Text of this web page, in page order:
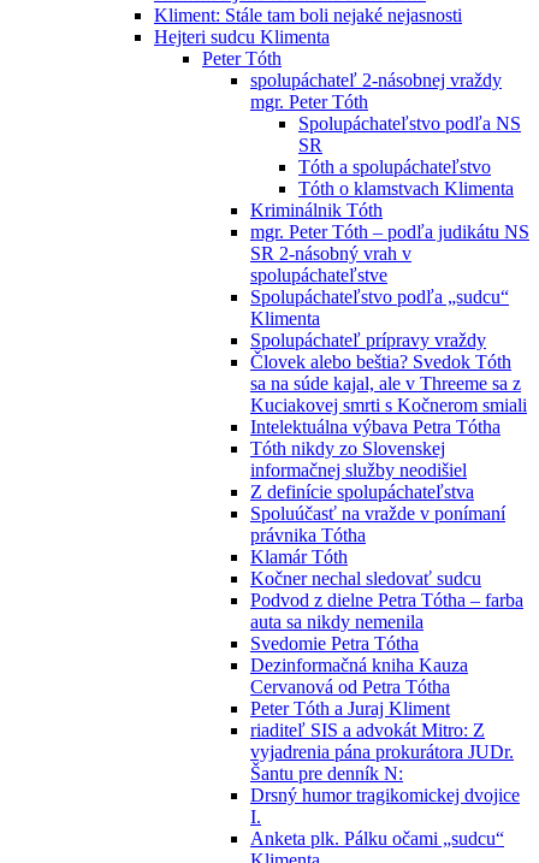
Kliment: Stále tam boli nejaké nejasnosti
Hejteri sudcu Klimenta
Peter Tóth
spolupáchateľ 2-násobnej vraždy
mgr. Peter Tóth
Spolupáchateľstvo podľa NS
SR
Tóth a spolupáchateľstvo
Tóth o klamstvach Klimenta
Kriminálnik Tóth
mgr. Peter Tóth – podľa judikátu NS
SR 2-násobný vrah v
spolupáchateľstve
Spolupáchateľstvo podľa „sudcu“
Klimenta
Spolupáchateľ prípravy vraždy
Človek alebo beštia? Svedok Tóth
sa na súde kajal, ale v Threeme sa z
Kuciakovej smrti s Kočnerom smiali
Intelektuálna výbava Petra Tótha
Tóth nikdy zo Slovenskej
informačnej služby neodišiel
Z definície spolupáchateľstva
Spoluúčasť na vražde v ponímaní
právnika Tótha
Klamár Tóth
Kočner nechal sledovať sudcu
Podvod z dielne Petra Tótha – farba
auta sa nikdy nemenila
Svedomie Petra Tótha
Dezinformačná kniha Kauza
Cervanová od Petra Tótha
Peter Tóth a Juraj Kliment
riaditeľ SIS a advokát Mitro: Z
vyjadrenia pána prokurátora JUDr.
Šantu pre denník N:
Drsný humor tragikomickej dvojice
I.
Anketa plk. Pálku očami „sudcu“